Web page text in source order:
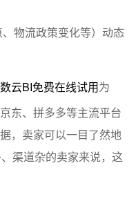
物流政策变化等）动态
云BI免费在线试用为
东、拼多多等主流平台
，卖家可以一目了然地
渠道杂的卖家来说，这